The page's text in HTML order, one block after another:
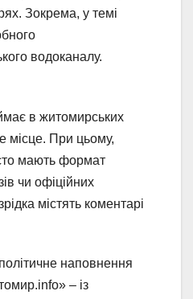
Зокрема, у темі
водоканалу.
в житомирських
місце. При цьому,
мають формат
чи офіційних
містять коментарі
наповнення
– із